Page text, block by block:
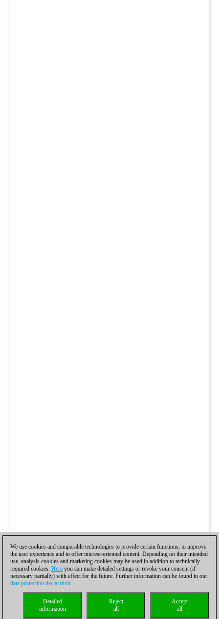
We use cookies and comparable technologies to provide certain functions, to improve
the user experience and to offer interest-oriented content. Depending on their intended
use, analysis cookies and marketing cookies may be used in addition to technically
required cookies. Here you can make detailed settings or revoke your consent (if
necessary partially) with effect for the future. Further information can be found in our
data protection declaration.
Accept
all
Reject
all
Detailed
information